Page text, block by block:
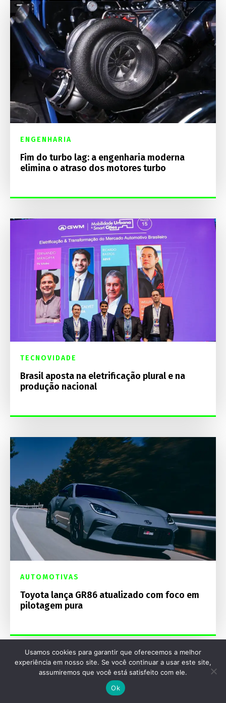
ENGENHARIA
Fim do turbo lag: a engenharia moderna
elimina o atraso dos motores turbo
TECNOVIDADE
Brasil aposta na eletrificação plural e na
produção nacional
AUTOMOTIVAS
Toyota lança GR86 atualizado com foco em
pilotagem pura
Usamos cookies para garantir que oferecemos a melhor
experiência em nosso site. Se você continuar a usar este site,
assumiremos que você está satisfeito com ele.
Ok